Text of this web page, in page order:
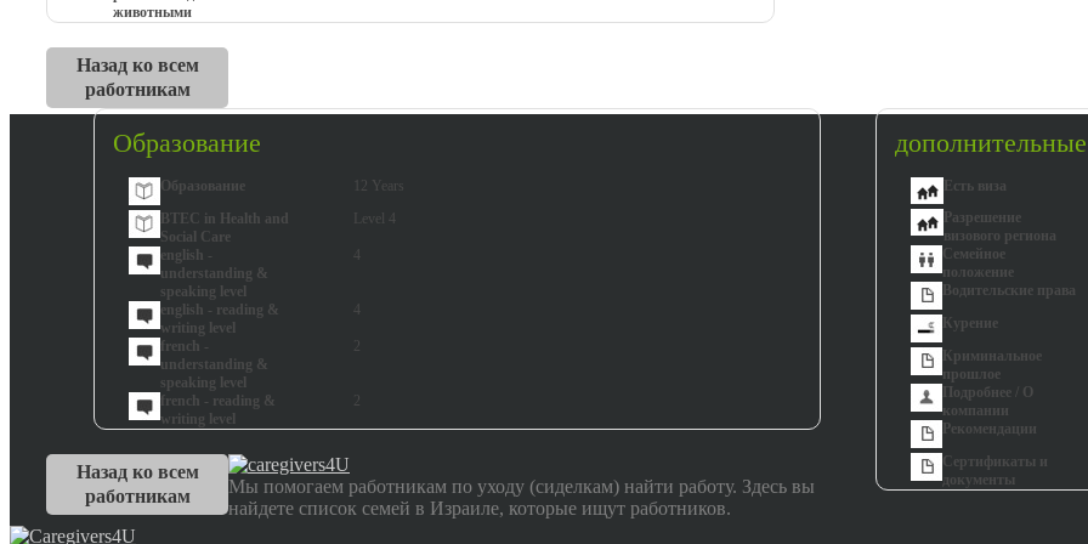
животными
Назад ко всем
работникам
Есть виза
Разрешение
визового региона
Семейное
положение
Водительские права
Курение
Криминальное
прошлое
Подробнее / О
компании
Рекомендации
Сертификаты и
документы
Образование
Образование
12 Years
BTEC in Health and
Social Care
Level 4
english -
understanding &
speaking level
4
english - reading &
writing level
4
french -
understanding &
speaking level
2
french - reading &
writing level
2
Назад ко всем
работникам
Мы помогаем работникам по уходу (сиделкам) найти работу. Здесь вы
найдете список семей в Израиле, которые ищут работников.